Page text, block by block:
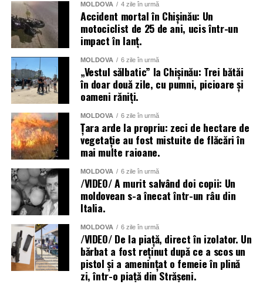
MOLDOVA 4 zile în urmă
Accident mortal în Chișinău: Un
motociclist de 25 de ani, ucis într-un
impact în lanț.
MOLDOVA 6 zile în urmă
„Vestul sălbatic” la Chișinău: Trei bătăi
în doar două zile, cu pumni, picioare și
oameni răniți.
MOLDOVA 6 zile în urmă
Țara arde la propriu: zeci de hectare de
vegetație au fost mistuite de flăcări în
mai multe raioane.
MOLDOVA 6 zile în urmă
/VIDEO/ A murit salvând doi copii: Un
moldovean s-a înecat într-un râu din
Italia.
MOLDOVA 6 zile în urmă
/VIDEO/ De la piață, direct în izolator. Un
bărbat a fost reținut după ce a scos un
pistol și a amenințat o femeie în plină
zi, într-o piață din Strășeni.